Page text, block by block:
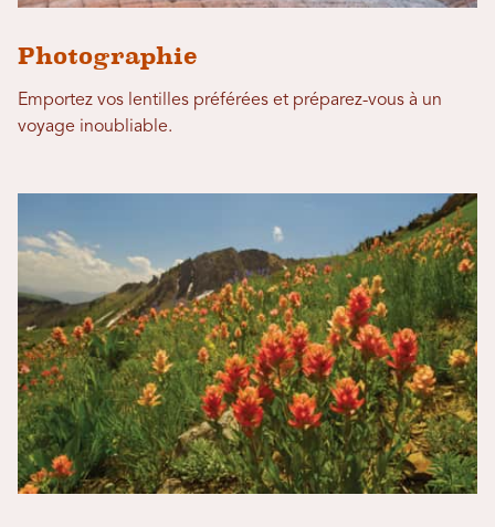
Photographie
Emportez vos lentilles préférées et préparez-vous à un
voyage inoubliable.